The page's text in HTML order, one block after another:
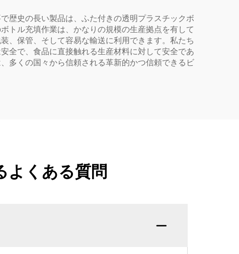
歴史の長い製品は、ふた付きの透明プラスチックボ
トル充填作業は、かなりの規模の生産拠点を有して
、保管、そして容易な輸送に利用できます。私たち
全で、食品に直接触れる生産材料に対して安全であ
多くの国々から信頼される革新的かつ信頼できるビ
よくある質問